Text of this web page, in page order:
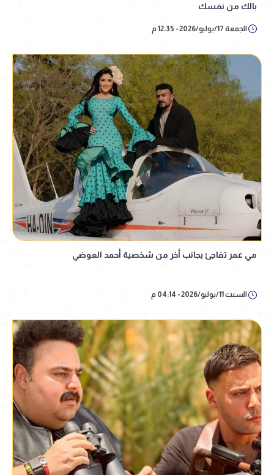
بالك من نفسك
الجمعة 17/يوليو/2026 - 12:35 م
مي عمر تفاجئ بجانب أخر من شخصية أحمد العوضي
السبت 11/يوليو/2026 - 04:14 م